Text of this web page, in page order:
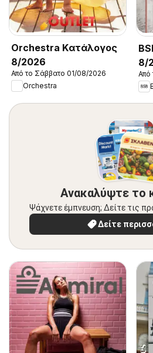
Orchestra Kατάλογος
8/2026
Από το Σάββατο 01/08/2026
Orchestra
8/
Από
Ανακαλύψτε το
Ψάχνετε έμπνευση; Δείτε τις
Δείτε